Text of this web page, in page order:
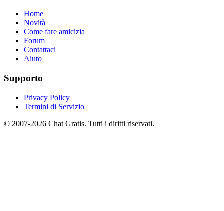
Home
Novità
Come fare amicizia
Forum
Contattaci
Aiuto
Supporto
Privacy Policy
Termini di Servizio
© 2007-2026 Chat Gratis. Tutti i diritti riservati.